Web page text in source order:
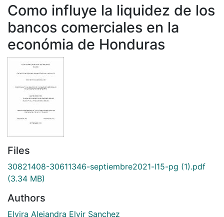
Statistics
Como influye la liquidez de los
bancos comerciales en la
económia de Honduras
Files
30821408-30611346-septiembre2021-l15-pg (1).pdf
(3.34 MB)
Authors
Elvira Alejandra Elvir Sanchez